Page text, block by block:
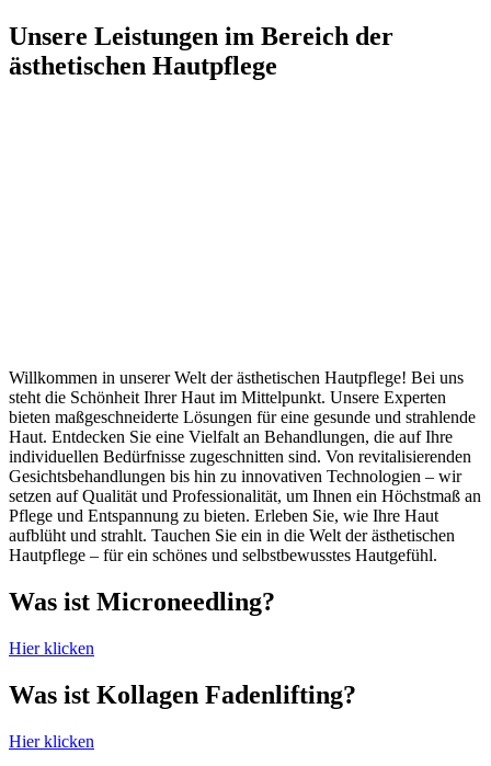
Unsere Leistungen im Bereich der
ästhetischen Hautpflege
Willkommen in unserer Welt der ästhetischen Hautpflege! Bei uns
steht die Schönheit Ihrer Haut im Mittelpunkt. Unsere Experten
bieten maßgeschneiderte Lösungen für eine gesunde und strahlende
Haut. Entdecken Sie eine Vielfalt an Behandlungen, die auf Ihre
individuellen Bedürfnisse zugeschnitten sind. Von revitalisierenden
Gesichtsbehandlungen bis hin zu innovativen Technologien – wir
setzen auf Qualität und Professionalität, um Ihnen ein Höchstmaß an
Pflege und Entspannung zu bieten. Erleben Sie, wie Ihre Haut
aufblüht und strahlt. Tauchen Sie ein in die Welt der ästhetischen
Hautpflege – für ein schönes und selbstbewusstes Hautgefühl.
Was ist Microneedling?
Hier klicken
Was ist Kollagen Fadenlifting?
Hier klicken